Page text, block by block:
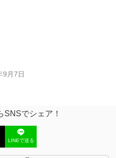
9月7日
SNSでシェア！
LINEで送る